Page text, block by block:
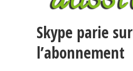
Skype parie sur
l’abonnement